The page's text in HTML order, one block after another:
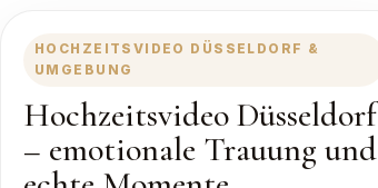
HOCHZEITSVIDEO DÜSSELDORF &
UMGEBUNG
Hochzeitsvideo Düsseldorf
– emotionale Trauung und